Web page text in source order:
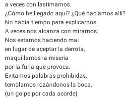
a veces con lastimarnos.
¿Cómo he llegado aquí? ¿Qué hacíamos allí?
No había tiempo para explicarnos.
A veces nos alcanza con mirarnos.
Nos estamos haciendo mal
en lugar de aceptar la derrota,
maquillamos la miseria
por la furia que provoca.
Evitamos palabras prohibidas,
temblamos rozándonos la boca.
(un golpe por cada acorde)